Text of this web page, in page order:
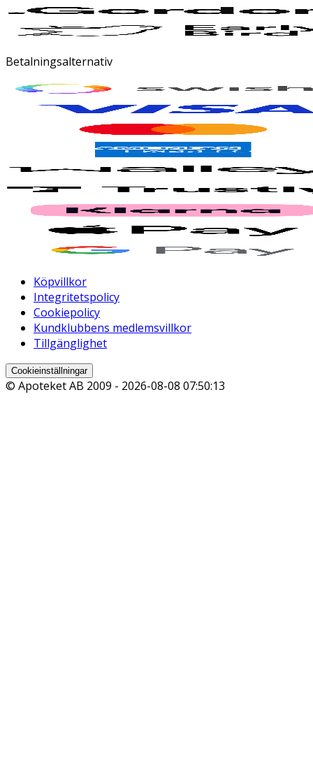
Betalningsalternativ
Köpvillkor
Integritetspolicy
Cookiepolicy
Kundklubbens medlemsvillkor
Tillgänglighet
Cookieinställningar
© Apoteket AB 2009 - 2026-08-08 07:50:13